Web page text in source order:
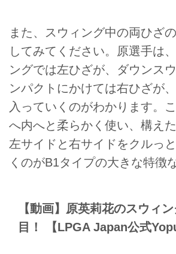
また、スウィング中の両ひざ
してみてください。原選手は
ングでは左ひざが、ダウンス
ンパクトにかけては右ひざが
入っていくのがわかります。
へ内へと柔らかく使い、構え
左サイドと右サイドをクルっ
くのがB1タイプの大きな特徴
【動画】原英莉花のスウィ
目！ 【LPGA Japan公式